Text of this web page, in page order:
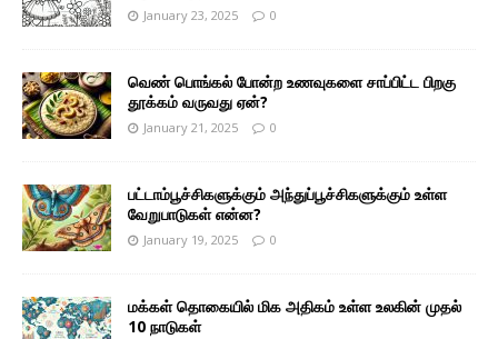
January 23, 2025 0
வெண் பொங்கல் போன்ற உணவுகளை சாப்பிட்ட பிறகு
தூக்கம் வருவது ஏன்?
January 21, 2025 0
பட்டாம்பூச்சிகளுக்கும் அந்துப்பூச்சிகளுக்கும் உள்ள
வேறுபாடுகள் என்ன?
January 19, 2025 0
மக்கள் தொகையில் மிக அதிகம் உள்ள உலகின் முதல்
10 நாடுகள்